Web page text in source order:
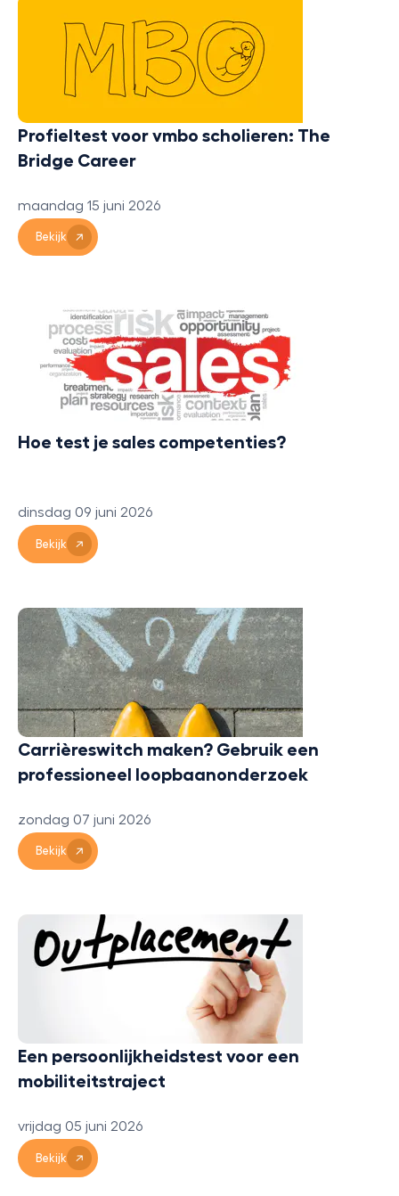
Profieltest voor vmbo scholieren: The
Bridge Career
maandag 15 juni 2026
Bekijk
Hoe test je sales competenties?
dinsdag 09 juni 2026
Bekijk
Carrièreswitch maken? Gebruik een
professioneel loopbaanonderzoek
zondag 07 juni 2026
Bekijk
Een persoonlijkheidstest voor een
mobiliteitstraject
vrijdag 05 juni 2026
Bekijk